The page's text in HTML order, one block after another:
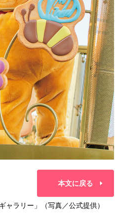
本文に戻る
ャラリー」（写真／公式提供）